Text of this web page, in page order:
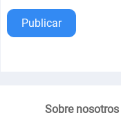
Publicar
Sobre nosotros